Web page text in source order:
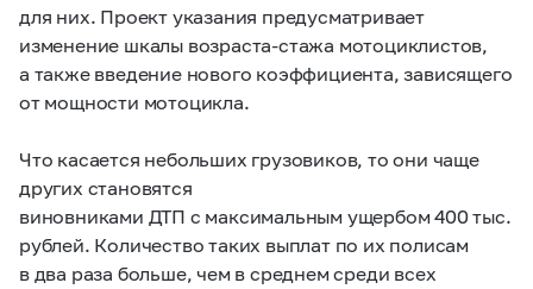
для них. Проект указания предусматривает
изменение шкалы возраста-стажа мотоциклистов,
а также введение нового коэффициента, зависящего
от мощности мотоцикла.
Что касается небольших грузовиков, то они чаще
других становятся
виновниками ДТП с максимальным ущербом 400 тыс.
рублей. Количество таких выплат по их полисам
в два раза больше, чем в среднем среди всех